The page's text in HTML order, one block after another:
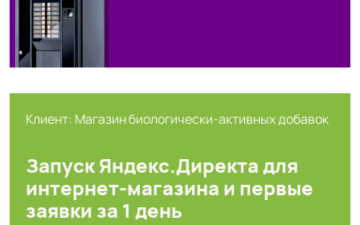
Клиент: Магазин биологически-активных добавок
Запуск Яндекс.Директа для
интернет-магазина и первые
заявки за 1 день